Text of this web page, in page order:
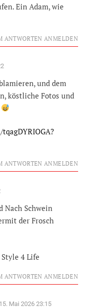
Ein Adam, wie
ANTWORTEN ANMELDEN
und dem
köstliche Fotos und
ANTWORTEN ANMELDEN
Nach Schwein
der Frosch
4 Life
ANTWORTEN ANMELDEN
15. Mai 2026 23:15